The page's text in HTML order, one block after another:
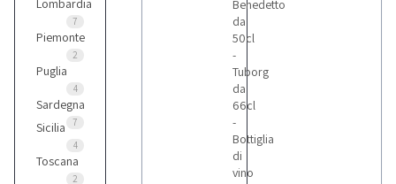
Lombardia
7
Piemonte
2
Puglia
4
Sardegna
7
Sicilia
4
Toscana
2
Benedetto
da
50cl
-
Tuborg
da
66cl
-
Bottiglia
di
vino